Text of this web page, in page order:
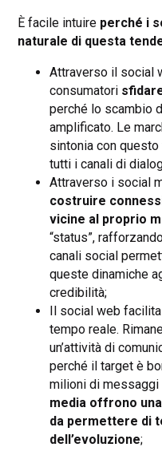
È facile intuire perché i
naturale di questa
Attraverso il social
consumatori
perché lo scambio
amplificato. Le
sintonia con
tutti i canali di
Attraverso i social
costruire
vicine al proprio
“status”,
canali social
queste dinamiche
credibilità;
Il social web
tempo reale.
un’attività di
perché il target è
milioni di
media offrono
da permettere di
dell’evoluzione;